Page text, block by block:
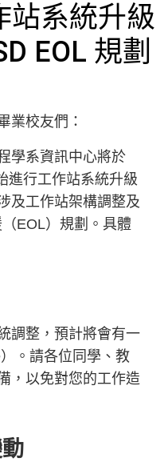
站系統升級
EOL 規劃
業校友們：
學系資訊中心將於
進行工作站系統升級
及工作站架構調整及
EOL）規劃。具體
調整，預計將會有一
。請各位同學、教
，以免對您的工作造